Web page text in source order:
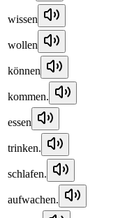
wissen
wollen
können
kommen.
essen
trinken.
schlafen.
aufwachen.